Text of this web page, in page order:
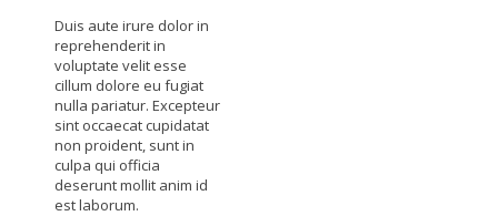
Duis aute irure dolor in
reprehenderit in
voluptate velit esse
cillum dolore eu fugiat
nulla pariatur. Excepteur
sint occaecat cupidatat
non proident, sunt in
culpa qui officia
deserunt mollit anim id
est laborum.